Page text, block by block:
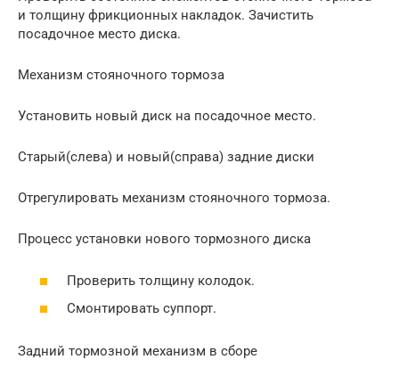
и толщину фрикционных накладок. Зачистить
посадочное место диска.
Механизм стояночного тормоза
Установить новый диск на посадочное место.
Старый(слева) и новый(справа) задние диски
Отрегулировать механизм стояночного тормоза.
Процесс установки нового тормозного диска
Проверить толщину колодок.
Смонтировать суппорт.
Задний тормозной механизм в сборе